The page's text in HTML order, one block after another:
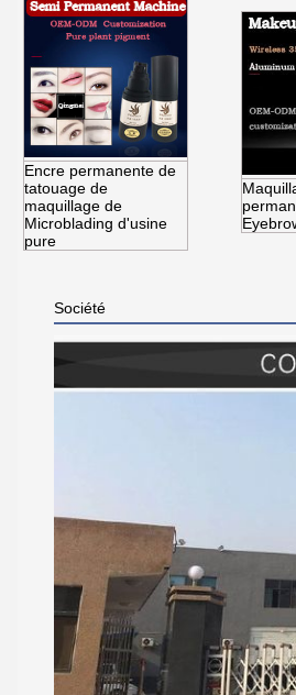
Encre permanente de
tatouage de
maquillage de
Microblading d'usine
pure
Société